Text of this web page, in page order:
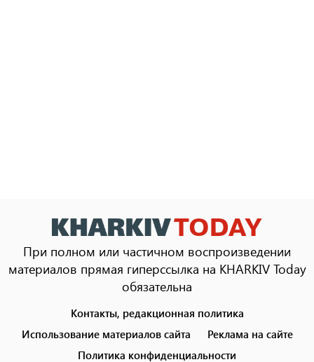
При полном или частичном воспроизведении
материалов прямая гиперссылка на KHARKIV Today
обязательна
menu
Контакты, редакционная политика
Использование материалов сайта
Реклама на сайте
Политика конфиденциальности